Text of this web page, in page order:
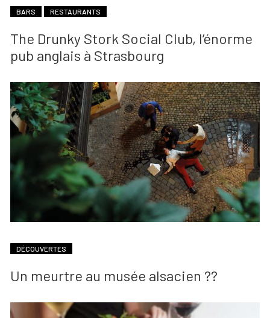
BARS RESTAURANTS
The Drunky Stork Social Club, l’énorme
pub anglais à Strasbourg
DÉCOUVERTES
Un meurtre au musée alsacien ??